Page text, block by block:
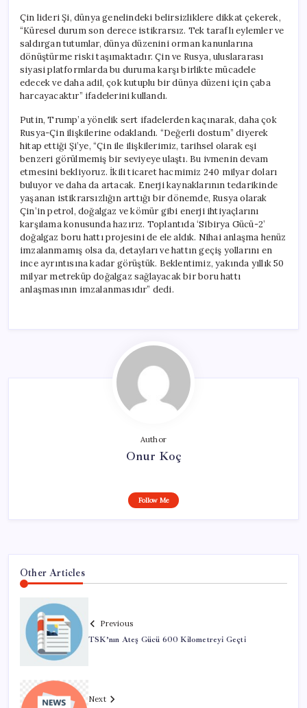
Çin lideri Şi, dünya genelindeki belirsizliklere dikkat çekerek,
“Küresel durum son derece istikrarsız. Tek taraflı eylemler ve
saldırgan tutumlar, dünya düzenini orman kanunlarına
dönüştürme riski taşımaktadır. Çin ve Rusya, uluslararası
siyasi platformlarda bu duruma karşı birlikte mücadele
edecek ve daha adil, çok kutuplu bir dünya düzeni için çaba
harcayacaktır” ifadelerini kullandı.
Putin, Trump’a yönelik sert ifadelerden kaçınarak, daha çok
Rusya-Çin ilişkilerine odaklandı. “Değerli dostum” diyerek
hitap ettiği Şi’ye, “Çin ile ilişkilerimiz, tarihsel olarak eşi
benzeri görülmemiş bir seviyeye ulaştı. Bu ivmenin devam
etmesini bekliyoruz. İkili ticaret hacmimiz 240 milyar doları
buluyor ve daha da artacak. Enerji kaynaklarının tedarikinde
yaşanan istikrarsızlığın arttığı bir dönemde, Rusya olarak
Çin’in petrol, doğalgaz ve kömür gibi enerji ihtiyaçlarını
karşılama konusunda hazırız. Toplantıda ‘Sibirya Gücü-2’
doğalgaz boru hattı projesini de ele aldık. Nihai anlaşma henüz
imzalanmamış olsa da, detayları ve hattın geçiş yollarını en
ince ayrıntısına kadar görüştük. Beklentimiz, yakında yıllık 50
milyar metreküp doğalgaz sağlayacak bir boru hattı
anlaşmasının imzalanmasıdır” dedi.
Author
Onur Koç
Follow Me
Other Articles
Previous
TSK’nın Ateş Gücü 600 Kilometreyi Geçti
Next